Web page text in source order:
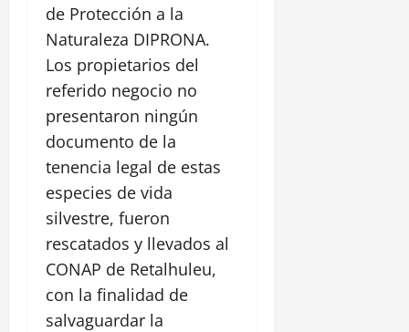
de Protección a la
Naturaleza DIPRONA.
Los propietarios del
referido negocio no
presentaron ningún
documento de la
tenencia legal de estas
especies de vida
silvestre, fueron
rescatados y llevados al
CONAP de Retalhuleu,
con la finalidad de
salvaguardar la